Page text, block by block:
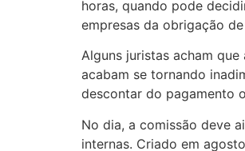
horas, quando pode
empresas da obrigação
Alguns juristas acham
acabam se tornando
descontar do pagamento
No dia, a comissão deve
internas. Criado em